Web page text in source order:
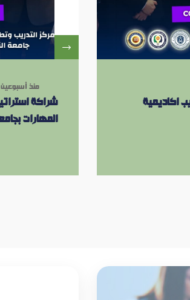
اكاديمية
اقرأ المزيد
منذ أسبوعين
شراكة
المهارات